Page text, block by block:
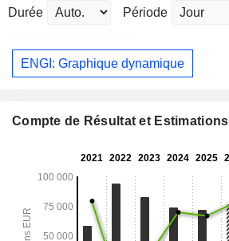
Durée Période
ENGI: Graphique dynamique
Compte de Résultat et Estimations